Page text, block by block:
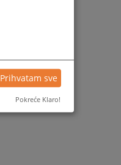
Prihvatam sve
Pokreće Klaro!